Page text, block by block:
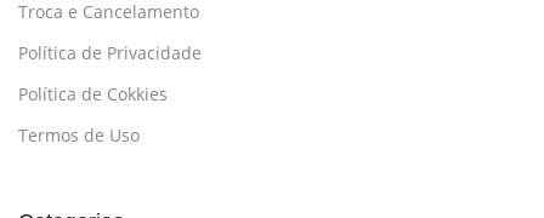
Troca e Cancelamento
Política de Privacidade
Política de Cokkies
Termos de Uso